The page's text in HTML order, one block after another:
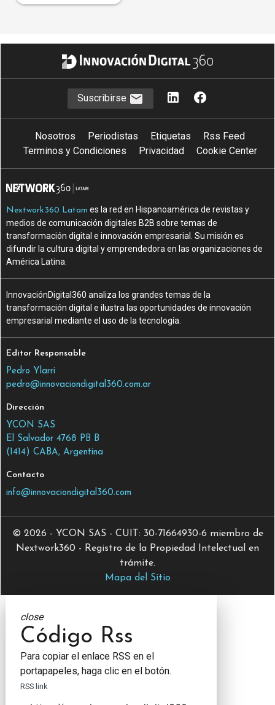
Suscribirse
Nosotros Periodistas Etiquetas
Rss Feed
Terminos y Condiciones
Privacidad Cookie Center
Nextwork360 Latam es la red en Hispanoamérica de revistas y
medios de comunicación digitales B2B sobre temas de
transformación digital e innovación empresarial. Su misión es
difundir la cultura digital y emprendedora en las organizaciones de
América Latina.
InnovaciónDigital360 analiza los grandes temas de la
transformación digital e ilustra las oportunidades de innovación
empresarial mediante el uso de la tecnología.
Editor Responsable
Pedro Ylarri
pedro@innovaciondigital360.com.ar
Dirección
YCON SAS
El Salvador 4768 PB B
(1414) CABA, Argentina
Contacto
info@innovaciondigital360.com
© 2026 - YCON SAS - CUIT: 30-71664930-6 miembro de
Nextwork360 - Registro de la Propiedad Intelectual en
trámite.
Mapa del Sitio
close
Código Rss
Para copiar el enlace RSS en el
portapapeles, haga clic en el botón.
RSS link